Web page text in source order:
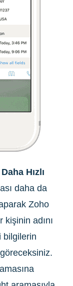
Hızlı
daha da
Zoho
adını
bilgilerin